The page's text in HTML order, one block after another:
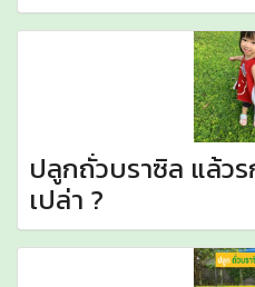
ปลูกถั่วบราซิล แล้ว
เปล่า ?